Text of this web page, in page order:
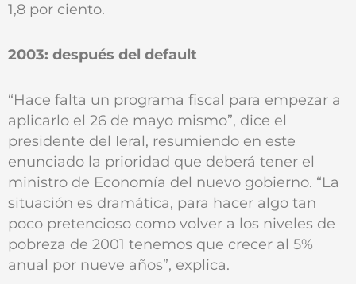
1,8 por ciento.
2003: después del default
“Hace falta un programa fiscal para empezar a
aplicarlo el 26 de mayo mismo”, dice el
presidente del Ieral, resumiendo en este
enunciado la prioridad que deberá tener el
ministro de Economía del nuevo gobierno. “La
situación es dramática, para hacer algo tan
poco pretencioso como volver a los niveles de
pobreza de 2001 tenemos que crecer al 5%
anual por nueve años”, explica.